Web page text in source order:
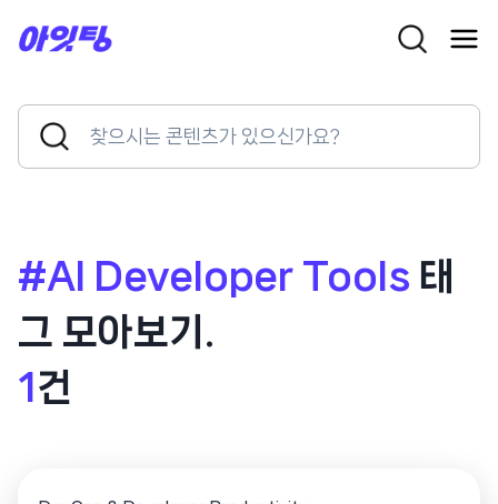
Search
Search
Button
#AI Developer Tools 태
그 모아보기.
1 건